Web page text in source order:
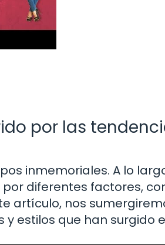
por las
inmemoriales. A lo
diferentes factores,
artículo, nos
estilos que han surgido